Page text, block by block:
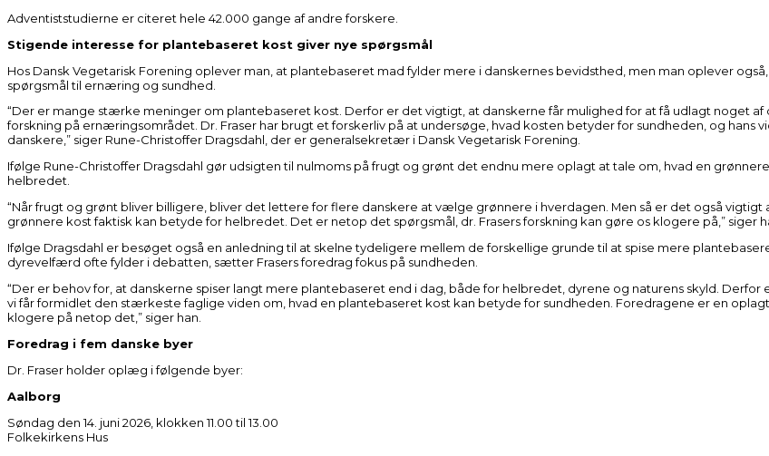
Adventiststudierne er citeret hele 42.000 gange af andre forskere.
Stigende interesse for plantebaseret kost giver nye spørgsmål
Hos Dansk Vegetarisk Forening oplever man, at plantebaseret mad fylder mere i danskernes bevidsthed, men man oplever
spørgsmål til ernæring og sundhed.
“Der er mange stærke meninger om plantebaseret kost. Derfor er det vigtigt, at danskerne får mulighed for at få udlagt noget
forskning på ernæringsområdet. Dr. Fraser har brugt et forskerliv på at undersøge, hvad kosten betyder for sundheden, og hans
danskere,” siger Rune-Christoffer Dragsdahl, der er generalsekretær i Dansk Vegetarisk Forening.
Ifølge Rune-Christoffer Dragsdahl gør udsigten til nulmoms på frugt og grønt det endnu mere oplagt at tale om, hvad en
helbredet.
“Når frugt og grønt bliver billigere, bliver det lettere for flere danskere at vælge grønnere i hverdagen. Men så er det også vigtigt
grønnere kost faktisk kan betyde for helbredet. Det er netop det spørgsmål, dr. Frasers forskning kan gøre os klogere på,” siger
Ifølge Dragsdahl er besøget også en anledning til at skelne tydeligere mellem de forskellige grunde til at spise mere
dyrevelfærd ofte fylder i debatten, sætter Frasers foredrag fokus på sundheden.
“Der er behov for, at danskerne spiser langt mere plantebaseret end i dag, både for helbredet, dyrene og naturens skyld. Derfor
vi får formidlet den stærkeste faglige viden om, hvad en plantebaseret kost kan betyde for sundheden. Foredragene er en
klogere på netop det,” siger han.
Foredrag i fem danske byer
Dr. Fraser holder oplæg i følgende byer:
Aalborg
Søndag den 14. juni 2026, klokken 11.00 til 13.00
Folkekirkens Hus